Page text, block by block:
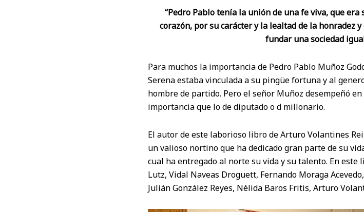
“Pedro Pablo tenía la unión de una fe viva, que
corazón, por su carácter y la lealtad de la honradez
fundar una sociedad
Para muchos la importancia de Pedro Pablo Muñoz
Serena estaba vinculada a su pingüe fortuna y al
hombre de partido. Pero el señor Muñoz desempeñó
importancia que lo de diputado o d millonario.
El autor de este laborioso libro de Arturo Volantines
un valioso nortino que ha dedicado gran parte de su
cual ha entregado al norte su vida y su talento. En
Lutz, Vidal Naveas Droguett, Fernando Moraga
Julián González Reyes, Nélida Baros Fritis, Arturo